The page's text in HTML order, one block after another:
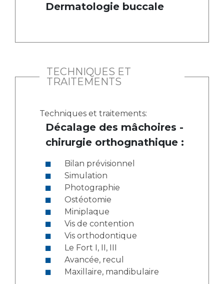
Dermatologie buccale
TECHNIQUES ET
TRAITEMENTS
Techniques et traitements:
Décalage des mâchoires -
chirurgie orthognathique :
Bilan prévisionnel
Simulation
Photographie
Ostéotomie
Miniplaque
Vis de contention
Vis orthodontique
Le Fort I, II, III
Avancée, recul
Maxillaire, mandibulaire